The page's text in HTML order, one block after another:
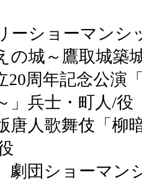
ショーマンシ
城～鷹取城築
周年記念公演
」兵士・町人/役
人歌舞伎「柳
ショーマンシ